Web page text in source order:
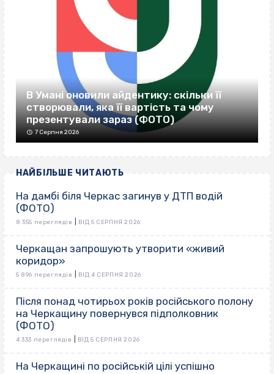
В Умані оновили айдентику: скільки її
створювали, яка її вартість та чому
презентували зараз (ФОТО)
7 Серпня 2026
НАЙБІЛЬШЕ ЧИТАЮТЬ
На дамбі біля Черкас загинув у ДТП водій
(ФОТО)
8 355 переглядів ВІД 5 СЕРПНЯ 2026
Черкащан запрошують утворити «живий
коридор»
5 896 переглядів ВІД 4 СЕРПНЯ 2026
Після понад чотирьох років російського полону
на Черкащину повернувся підполковник
(ФОТО)
4 333 переглядів ВІД 5 СЕРПНЯ 2026
На Черкащині по російській цілі успішно